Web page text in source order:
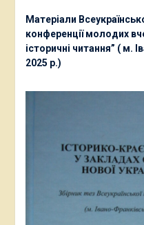
Матеріали
конференції молодих
історичні читання” ( м.
2025 р.)